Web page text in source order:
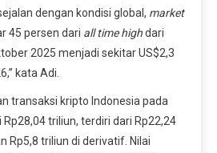
dengan kondisi global, market
45 persen dari all time highdari
2025 menjadi sekitar US$2,3
kata Adi.
transaksi kripto Indonesia pada
triliun, terdiri dari Rp22,24
Rp5,8 triliun di derivatif. Nilai